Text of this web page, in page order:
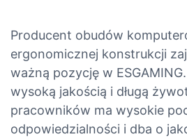
Producent obudów
ergonomicznej konstrukcji
ważną pozycję w
wysoką jakością i długą
pracowników ma wysokie
odpowiedzialności i dba o